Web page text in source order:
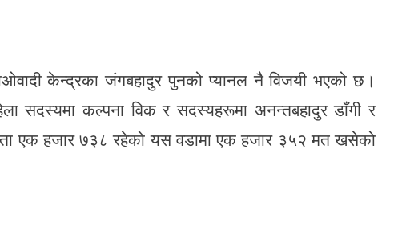
केन्द्रका जंगबहादुर पुनको प्यानल नै विजयी भएको छ।
सदस्यमा कल्पना विक र सदस्यहरूमा अनन्तबहादुर डाँगी र
एक हजार ७३८ रहेको यस वडामा एक हजार ३५२ मत खसेको